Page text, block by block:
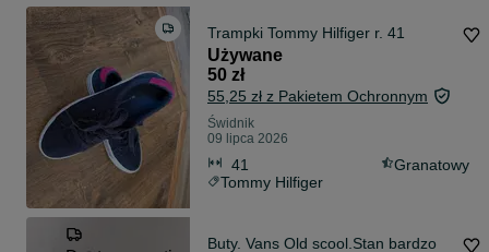
Trampki Tommy Hilfiger r. 41
Używane
50 zł
55,25 zł z Pakietem Ochronnym
Świdnik
09 lipca 2026
41
Granatowy
Tommy Hilfiger
Buty. Vans Old scool.Stan bardzo